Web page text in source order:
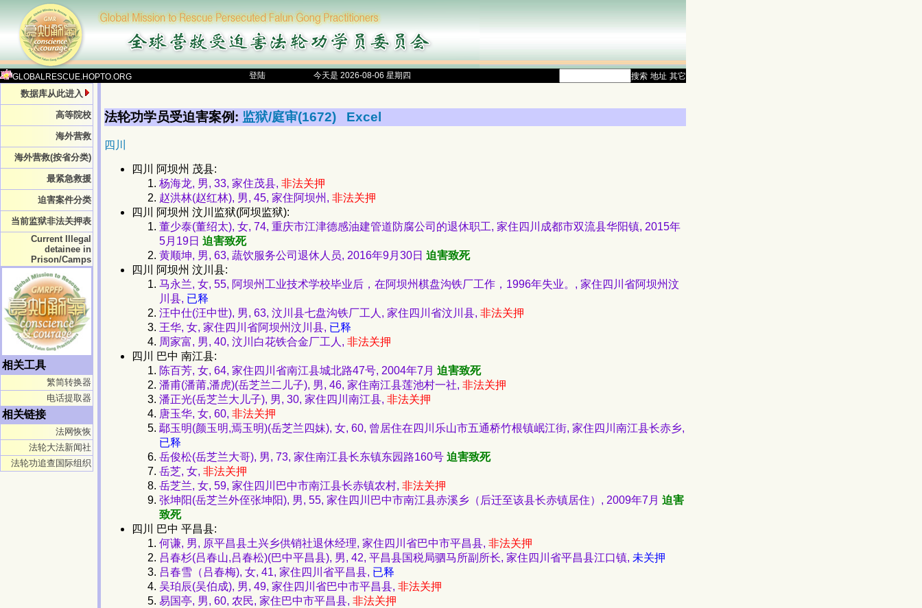
GLOBALRESCUE.HOPTO.ORG 登陆 今天是 2026-08-06 星期四 搜索 地址 其它
数据库从此进入
高等院校
海外营救
海外营救(按省分类)
最紧急救援
迫害案件分类
当前监狱非法关押表
Current Illegal
detainee in
Prison/Camps
相关工具
繁简转换器
电话提取器
相关链接
法网恢恢
法轮大法新闻社
法轮功追查国际组织
法轮功学员受迫害案例: 监狱/庭审(1672) Excel
四川
四川 阿坝州 茂县:
杨海龙, 男, 33, 家住茂县, 非法关押
赵洪林(赵红林), 男, 45, 家住阿坝州, 非法关押
四川 阿坝州 汶川监狱(阿坝监狱):
董少泰(董绍太), 女, 74, 重庆市江津德感油建管道防腐公司的退休职工, 家住四川成都市双流县华阳镇, 2015年
5月19日 迫害致死
黄顺坤, 男, 63, 蔬饮服务公司退休人员, 2016年9月30日 迫害致死
四川 阿坝州 汶川县:
马永兰, 女, 55, 阿坝州工业技术学校毕业后，在阿坝州棋盘沟铁厂工作，1996年失业。, 家住四川省阿坝州汶
川县, 已释
汪中仕(汪中世), 男, 63, 汶川县七盘沟铁厂工人, 家住四川省汶川县, 非法关押
王华, 女, 家住四川省阿坝州汶川县, 已释
周家富, 男, 40, 汶川白花铁合金厂工人, 非法关押
四川 巴中 南江县:
陈百芳, 女, 64, 家住四川省南江县城北路47号, 2004年7月 迫害致死
潘甫(潘莆,潘虎)(岳芝兰二儿子), 男, 46, 家住南江县莲池村一社, 非法关押
潘正光(岳芝兰大儿子), 男, 30, 家住四川南江县, 非法关押
唐玉华, 女, 60, 非法关押
鄢玉明(颜玉明,焉玉明)(岳芝兰四妹), 女, 60, 曾居住在四川乐山市五通桥竹根镇岷江街, 家住四川南江县长赤乡,
已释
岳俊松(岳芝兰大哥), 男, 73, 家住南江县长东镇东园路160号 迫害致死
岳芝, 女, 非法关押
岳芝兰, 女, 59, 家住四川巴中市南江县长赤镇农村, 非法关押
张坤阳(岳芝兰外侄张坤阳), 男, 55, 家住四川巴中市南江县赤溪乡（后迁至该县长赤镇居住）, 2009年7月 迫害
致死
四川 巴中 平昌县:
何谦, 男, 原平昌县土兴乡供销社退休经理, 家住四川省巴中市平昌县, 非法关押
吕春杉(吕春山,吕春松)(巴中平昌县), 男, 42, 平昌县国税局驷马所副所长, 家住四川省平昌县江口镇, 未关押
吕春雪（吕春梅), 女, 41, 家住四川省平昌县, 已释
吴珀辰(吴伯成), 男, 49, 家住四川省巴中市平昌县, 非法关押
易国亭, 男, 60, 农民, 家住巴中市平昌县, 非法关押